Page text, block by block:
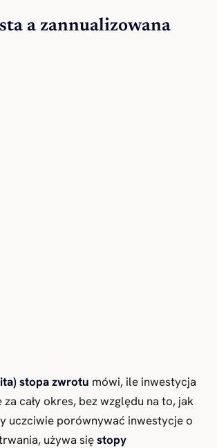
a zannualizowana
stopa zwrotu mówi, ile inwestycja
za cały okres, bez względu na to, jak
uczciwie porównywać inwestycje o
używa sięstopy